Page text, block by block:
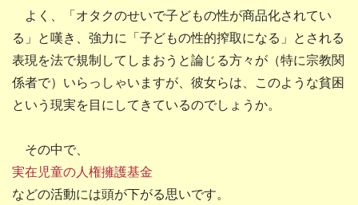
よく、「オタクのせいで子どもの性が商品化されてい
る」と嘆き、強力に「子どもの性的搾取になる」とされる
表現を法で規制してしまおうと論じる方々が（特に宗教関
係者で）いらっしゃいますが、彼女らは、このような貧困
という現実を目にしてきているのでしょうか。
その中で、
実在児童の人権擁護基金
などの活動には頭が下がる思いです。